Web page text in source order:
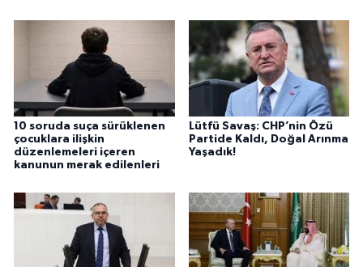
10 soruda suça sürüklenen
çocuklara ilişkin
düzenlemeleri içeren
kanunun merak edilenleri
Lütfü Savaş: CHP’nin Özü
Partide Kaldı, Doğal Arınma
Yaşadık!